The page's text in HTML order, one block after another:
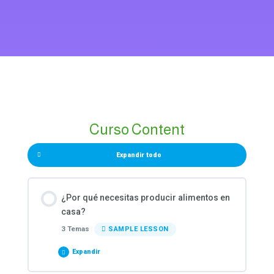
Curso Content
Expandir todo
¿Por qué necesitas producir alimentos en
casa?
3 Temas SAMPLE LESSON
Expandir